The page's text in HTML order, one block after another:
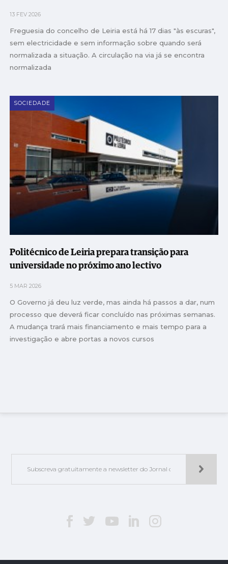
13 FEV 2026
Freguesia do concelho de Leiria está há 17 dias "às escuras",
sem electricidade e sem informação sobre quando será
normalizada a situação. A circulação na via já se encontra
normalizada
SOCIEDADE
Politécnico de Leiria prepara transição para
universidade no próximo ano lectivo
5 MAR 2026
O Governo já deu luz verde, mas ainda há passos a dar, num
processo que deverá ficar concluído nas próximas semanas.
A mudança trará mais financiamento e mais tempo para a
investigação e abre portas a novos cursos